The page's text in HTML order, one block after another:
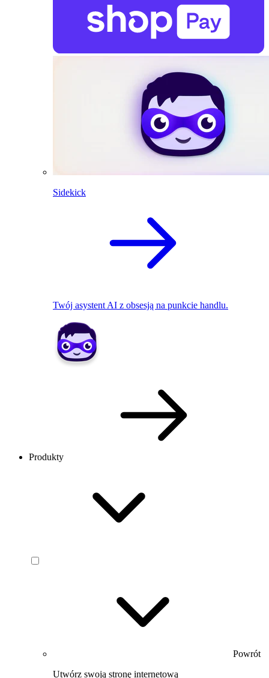
Sidekick
Twój asystent AI z obsesją na punkcie handlu.
Produkty
Powrót
Utwórz swoją stronę internetową